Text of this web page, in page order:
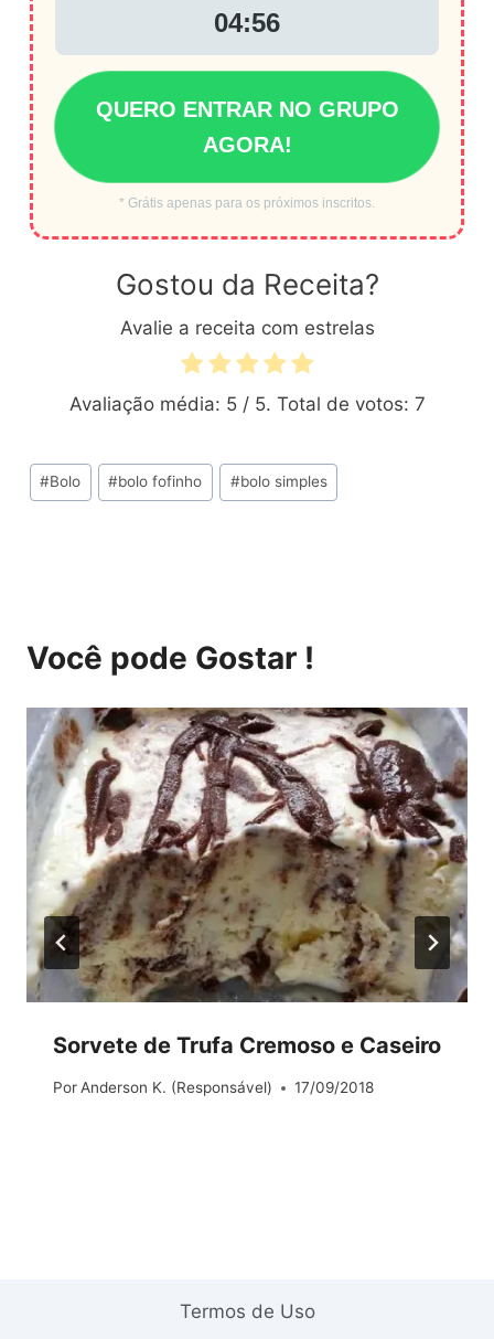
04:56
QUERO ENTRAR NO GRUPO
AGORA!
* Grátis apenas para os próximos inscritos.
Gostou da Receita?
Avalie a receita com estrelas
Avaliação média: 5/ 5. Total de votos: 7
Tags
do
#Bolo #bolo fofinho #bolo simples
Você pode Gostar !
Sorvete de Trufa Cremoso e Caseiro
Por Anderson K. (Responsável) 17/09/2018
Termos de Uso